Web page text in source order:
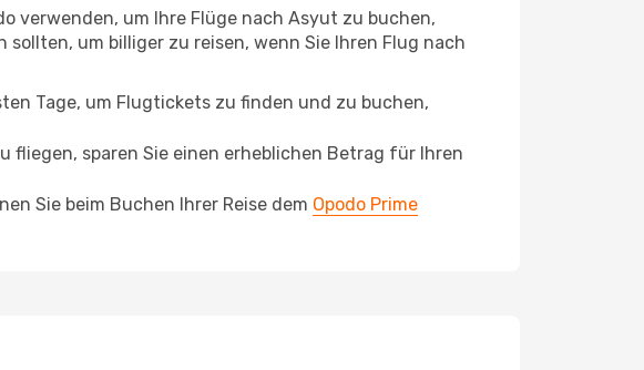
verwenden, um Ihre Flüge nach Asyut zu buchen,
um billiger zu reisen, wenn Sie Ihren Flug nach
Tage, um Flugtickets zu finden und zu buchen,
fliegen, sparen Sie einen erheblichen Betrag für Ihren
Sie beim Buchen Ihrer Reise dem Opodo Prime